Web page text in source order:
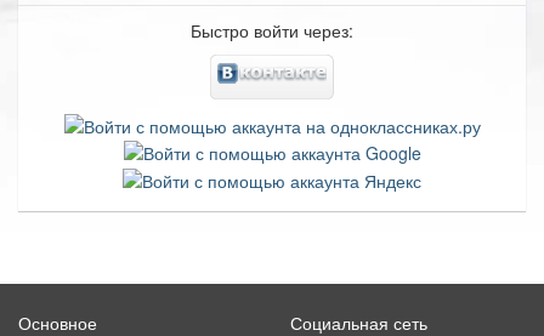
Быстро войти через:
Основное
Социальная сеть